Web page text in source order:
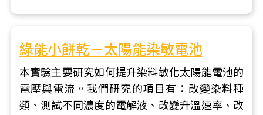
綠能小餅乾－太陽能染敏電池
本實驗主要研究如何提升染料敏化太陽能電池的
電壓與電流。我們研究的項目有：改變染料種
類、測試不同濃度的電解液、改變升溫速率、改